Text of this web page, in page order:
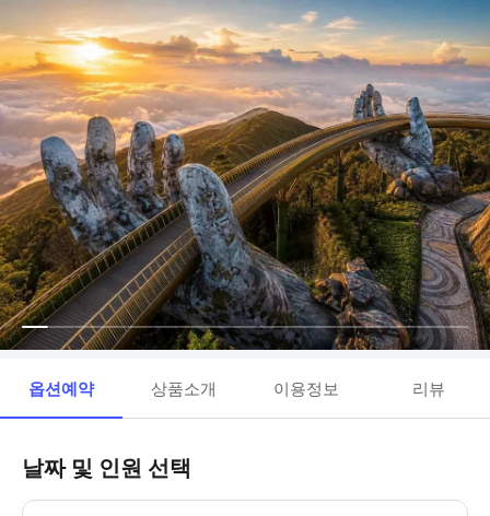
옵션예약 상품소개 이용정보 리뷰
날짜 및 인원 선택